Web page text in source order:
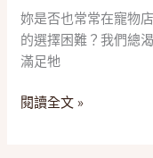
薦，
一
篇
搞
懂
妳是否也常常在寵物
的選擇困難？我們總
滿足牠
救
星！
2025
五
款
閱讀全文 »